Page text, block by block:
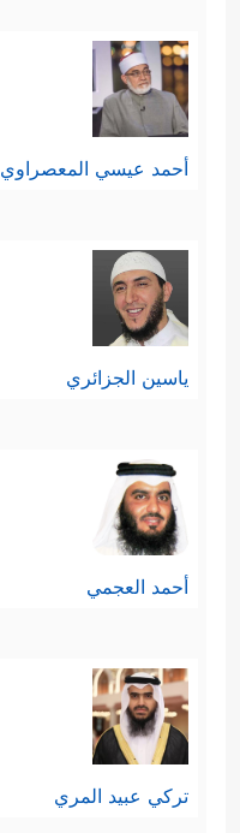
أحمد عيسي المعصراوي
ياسين الجزائري
أحمد العجمي
تركي عبيد المري